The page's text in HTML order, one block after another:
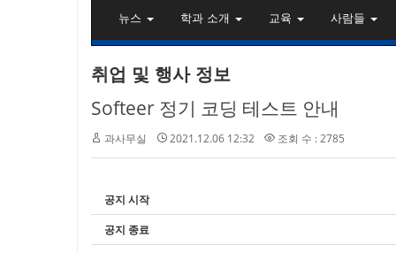
KAIST 수리과학과
뉴스 학과 소개 교육 사람들
취업 및 행사 정보
Softeer 정기 코딩 테스트 안내
과사무실 2021.12.06 12:32 조회 수 : 2785
공지 시작
공지 종료